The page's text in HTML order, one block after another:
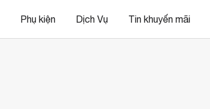
Phụ kiện Dịch Vụ Tin khuyến mãi